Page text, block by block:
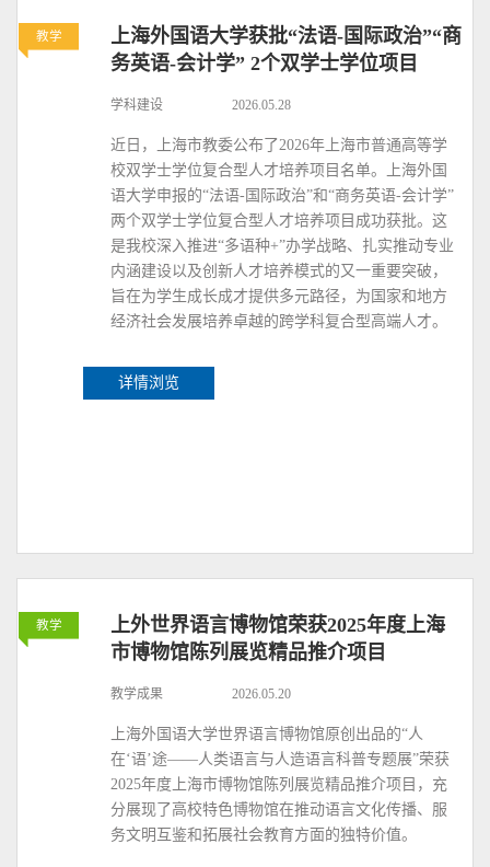
教学
上海外国语大学获批“法语-国际政治”“商
务英语-会计学” 2个双学士学位项目
学科建设 2026.05.28
近日，上海市教委公布了2026年上海市普通高等学
校双学士学位复合型人才培养项目名单。上海外国
语大学申报的“法语-国际政治”和“商务英语-会计学”
两个双学士学位复合型人才培养项目成功获批。这
是我校深入推进“多语种+”办学战略、扎实推动专业
内涵建设以及创新人才培养模式的又一重要突破，
旨在为学生成长成才提供多元路径，为国家和地方
经济社会发展培养卓越的跨学科复合型高端人才。
详情浏览
教学
上外世界语言博物馆荣获2025年度上海
市博物馆陈列展览精品推介项目
教学成果 2026.05.20
上海外国语大学世界语言博物馆原创出品的“人
在‘语’途——人类语言与人造语言科普专题展”荣获
2025年度上海市博物馆陈列展览精品推介项目，充
分展现了高校特色博物馆在推动语言文化传播、服
务文明互鉴和拓展社会教育方面的独特价值。